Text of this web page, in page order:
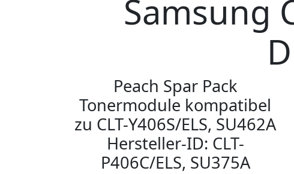
Samsung
Peach Spar Pack
Tonermodule kompatibel
zu CLT-Y406S/ELS, SU462A
Hersteller-ID: CLT-
P406C/ELS, SU375A